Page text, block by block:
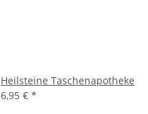
Heilsteine Taschenapotheke
6,95 € *